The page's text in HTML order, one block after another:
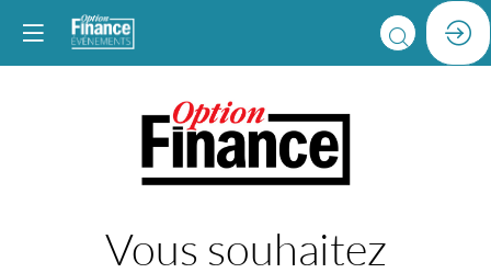
Vous souhaitez